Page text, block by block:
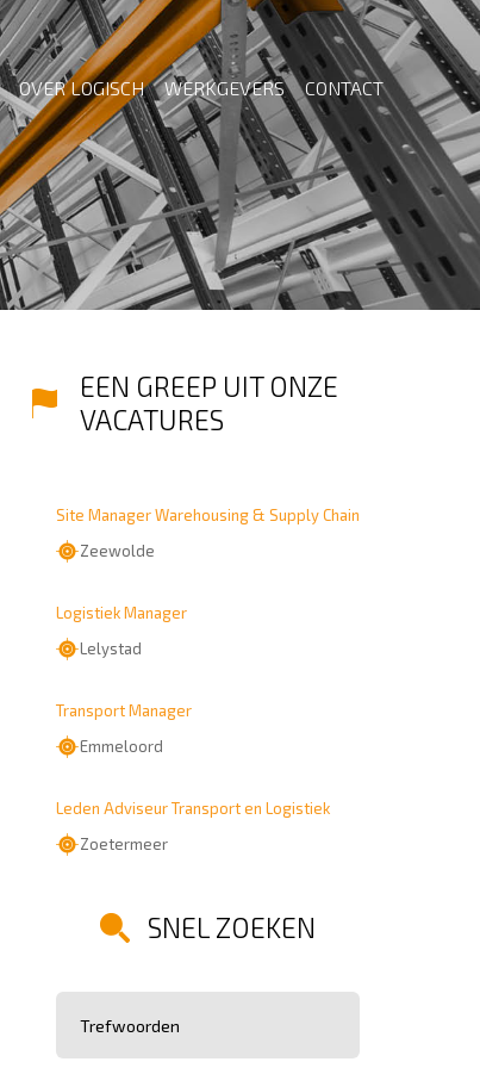
OVER LOGISCH WERKGEVERS CONTACT
EEN GREEP UIT ONZE
VACATURES
Site Manager Warehousing & Supply Chain
Zeewolde
Logistiek Manager
Lelystad
Transport Manager
Emmeloord
Leden Adviseur Transport en Logistiek
Zoetermeer
SNEL ZOEKEN